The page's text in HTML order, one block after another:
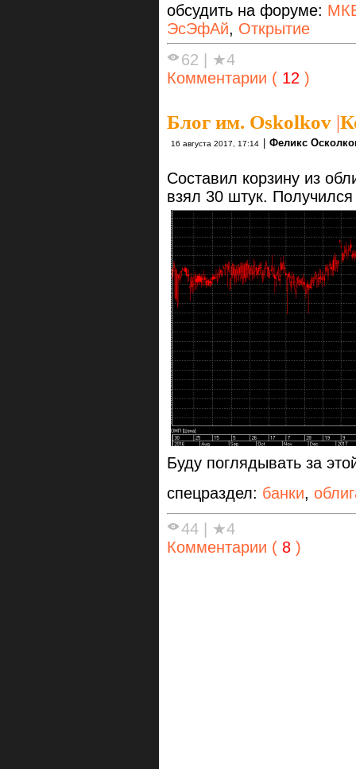
обсудить на форуме:
ЭсЭфАй, Открытие
62
★4
Комментарии ( 12 )
Блог им. Oskolkov |
16 августа 2017, 17:14 Феликс
Составил корзину из
взял 30 штук.
Буду поглядывать за
спецраздел: банки,
44
★4
Комментарии ( 8 )